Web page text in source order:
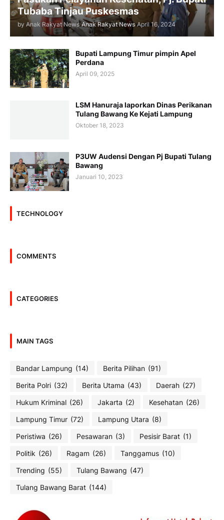
Tubaba Tinjau Puskesmas
by Anak Rakyat News Anak Rakyat News April 16, 2024
Bupati Lampung Timur pimpin Apel
Perdana
April 09, 2025
LSM Hanuraja laporkan Dinas Perikanan
Tulang Bawang Ke Kejati Lampung
Oktober 18, 2023
P3UW Audensi Dengan Pj Bupati Tulang
Bawang
Januari 10, 2023
TECHNOLOGY
COMMENTS
CATEGORIES
MAIN TAGS
Bandar Lampung (14) Berita Pilihan (91)
Berita Polri (32) Berita Utama (43) Daerah (27)
Hukum Kriminal (26) Jakarta (2) Kesehatan (26)
Lampung Timur (72) Lampung Utara (8)
Peristiwa (26) Pesawaran (3) Pesisir Barat (1)
Politik (26) Ragam (26) Tanggamus (10)
Trending (55) Tulang Bawang (47)
Tulang Bawang Barat (144)